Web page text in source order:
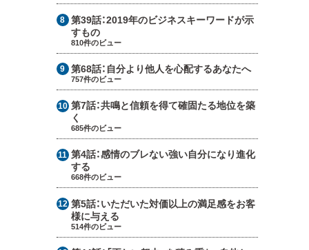
第39話：2019年のビジネスキーワードが示
すもの
810件のビュー
第68話： 自分より他人を心配するあなたへ
757件のビュー
第7話：共鳴と信頼を得て確固たる地位を築
く
685件のビュー
第4話：感情のブレない強い自分になり進化
する
668件のビュー
第5話：いただいた対価以上の満足感をお客
様に与える
514件のビュー